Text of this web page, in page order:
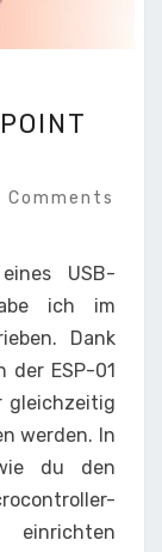
Comments
USB-
ich im
Dank
der ESP-01
gleichzeitig
werden. In
du den
einrichten